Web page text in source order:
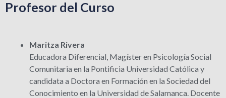
Profesor del Curso
Maritza Rivera
Educadora Diferencial, Magíster en Psicología Social
Comunitaria en la Pontificia Universidad Católica y
candidata a Doctora en Formación en la Sociedad del
Conocimiento en la Universidad de Salamanca. Docente